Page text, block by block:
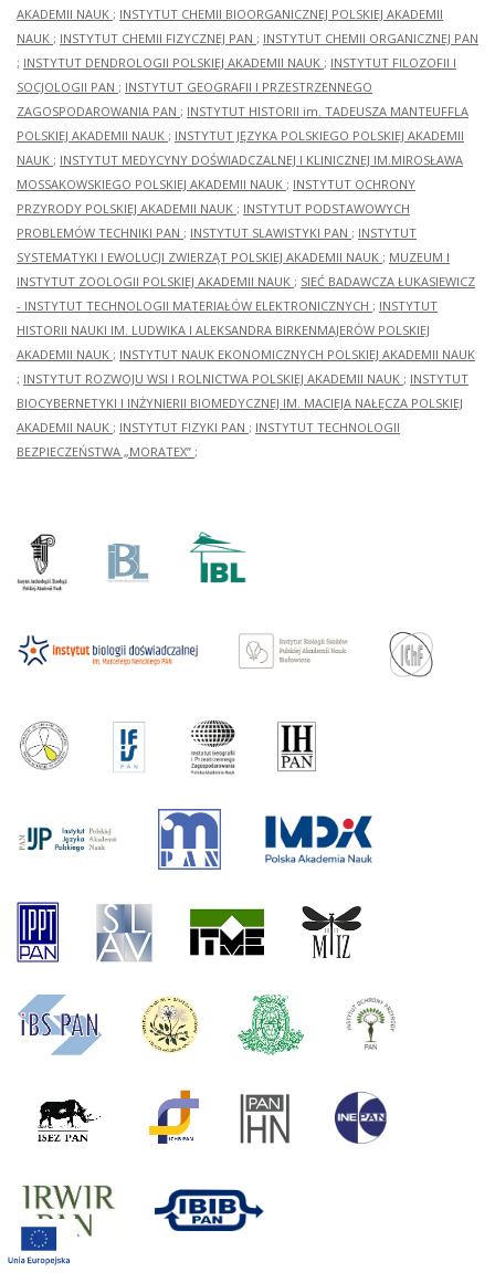
AKADEMII NAUK ; INSTYTUT CHEMII BIOORGANICZNEJ POLSKIEJ AKADEMII
NAUK ; INSTYTUT CHEMII FIZYCZNEJ PAN ; INSTYTUT CHEMII ORGANICZNEJ PAN
; INSTYTUT DENDROLOGII POLSKIEJ AKADEMII NAUK ; INSTYTUT FILOZOFII I
SOCJOLOGII PAN ; INSTYTUT GEOGRAFII I PRZESTRZENNEGO
ZAGOSPODAROWANIA PAN ; INSTYTUT HISTORII im. TADEUSZA MANTEUFFLA
POLSKIEJ AKADEMII NAUK ; INSTYTUT JĘZYKA POLSKIEGO POLSKIEJ AKADEMII
NAUK ; INSTYTUT MEDYCYNY DOŚWIADCZALNEJ I KLINICZNEJ IM.MIROSŁAWA
MOSSAKOWSKIEGO POLSKIEJ AKADEMII NAUK ; INSTYTUT OCHRONY
PRZYRODY POLSKIEJ AKADEMII NAUK ; INSTYTUT PODSTAWOWYCH
PROBLEMÓW TECHNIKI PAN ; INSTYTUT SLAWISTYKI PAN ; INSTYTUT
SYSTEMATYKI I EWOLUCJI ZWIERZĄT POLSKIEJ AKADEMII NAUK ; MUZEUM I
INSTYTUT ZOOLOGII POLSKIEJ AKADEMII NAUK ; SIEĆ BADAWCZA ŁUKASIEWICZ
- INSTYTUT TECHNOLOGII MATERIAŁÓW ELEKTRONICZNYCH ; INSTYTUT
HISTORII NAUKI IM. LUDWIKA I ALEKSANDRA BIRKENMAJERÓW POLSKIEJ
AKADEMII NAUK ; INSTYTUT NAUK EKONOMICZNYCH POLSKIEJ AKADEMII NAUK
; INSTYTUT ROZWOJU WSI I ROLNICTWA POLSKIEJ AKADEMII NAUK ; INSTYTUT
BIOCYBERNETYKI I INŻYNIERII BIOMEDYCZNEJ IM. MACIEJA NAŁĘCZA POLSKIEJ
AKADEMII NAUK ; INSTYTUT FIZYKI PAN ; INSTYTUT TECHNOLOGII
BEZPIECZEŃSTWA „MORATEX” ;